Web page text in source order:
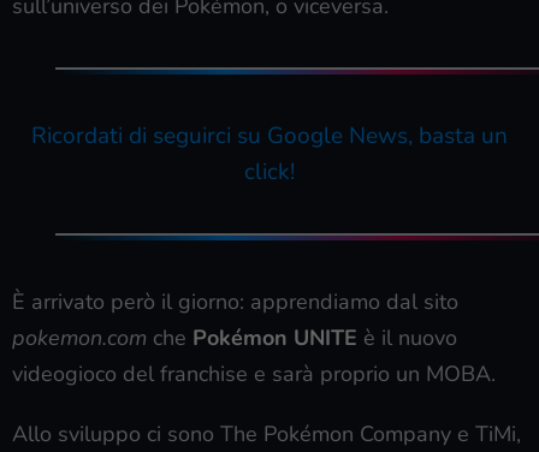
sull’universo dei Pokémon, o viceversa.
Ricordati di seguirci su Google News, basta un
click!
È arrivato però il giorno: apprendiamo dal sito
pokemon.com che Pokémon UNITE è il nuovo
videogioco del franchise e sarà proprio un MOBA.
Allo sviluppo ci sono The Pokémon Company e TiMi,